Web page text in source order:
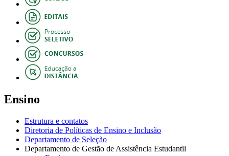
Ensino
Estrutura e contatos
Diretoria de Políticas de Ensino e Inclusão
Departamento de Seleção
Departamento de Gestão de Assistência Estudantil